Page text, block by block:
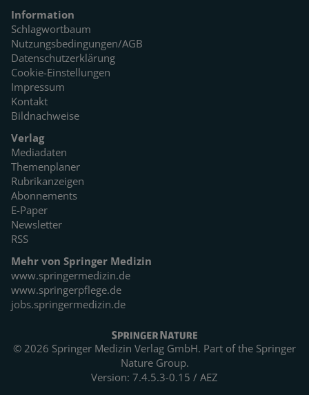
Information
Schlagwortbaum
Nutzungsbedingungen/AGB
Datenschutzerklärung
Cookie-Einstellungen
Impressum
Kontakt
Bildnachweise
Verlag
Mediadaten
Themenplaner
Rubrikanzeigen
Abonnements
E-Paper
Newsletter
RSS
Mehr von Springer Medizin
www.springermedizin.de
www.springerpflege.de
jobs.springermedizin.de
© 2026 Springer Medizin Verlag GmbH. Part of the Springer
Nature Group.
Version: 7.4.5.3-0.15 / AEZ